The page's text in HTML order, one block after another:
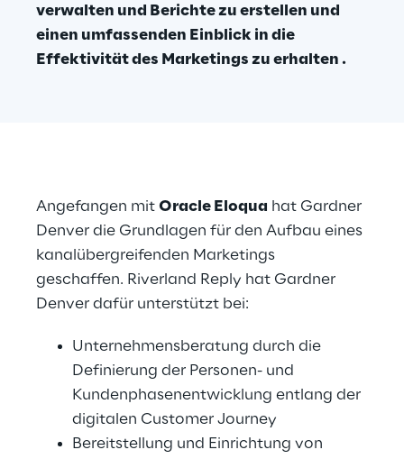
verwalten und Berichte zu erstellen und
einen umfassenden Einblick in die
Effektivität des Marketings zu erhalten .
Angefangen mit Oracle Eloqua hat Gardner
Denver die Grundlagen für den Aufbau eines
kanalübergreifenden Marketings
geschaffen. Riverland Reply hat Gardner
Denver dafür unterstützt bei:
Unternehmensberatung durch die
Definierung der Personen- und
Kundenphasenentwicklung entlang der
digitalen Customer Journey
Bereitstellung und Einrichtung von